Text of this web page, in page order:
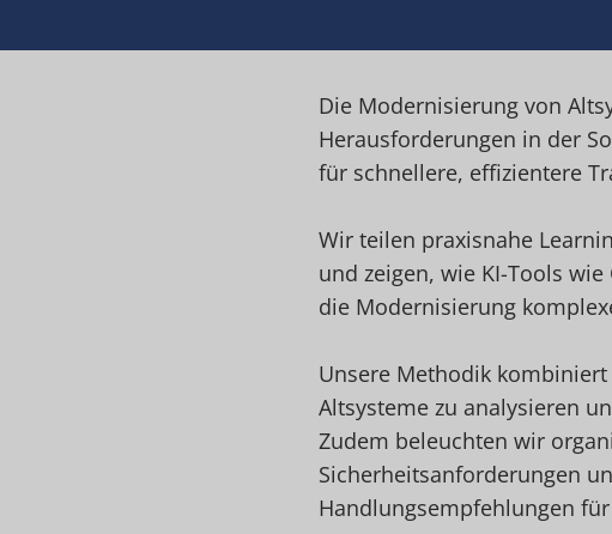
Die Modernisierung von
Herausforderungen in der
für schnellere, effizientere
Wir teilen praxisnahe
und zeigen, wie KI-Tools
die Modernisierung
Unsere Methodik
Altsysteme zu analysieren
Zudem beleuchten wir
Sicherheitsanforderungen
Handlungsempfehlungen